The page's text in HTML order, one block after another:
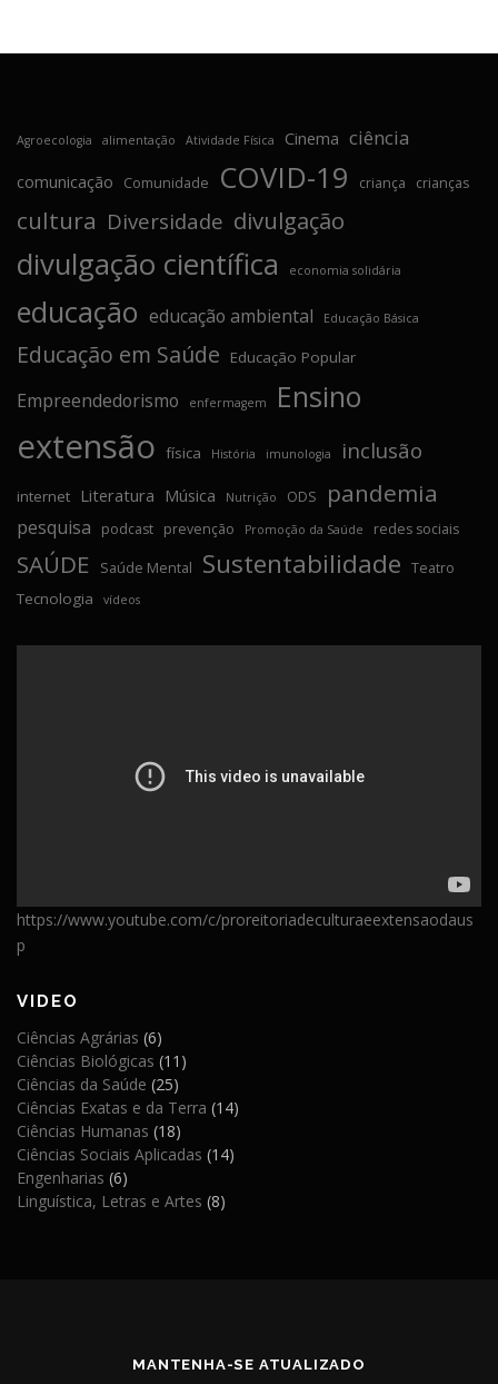
Agroecologia alimentação Atividade Física Cinema ciência
comunicação Comunidade COVID-19 criança crianças
cultura Diversidade divulgação
divulgação científica economia solidária
educação educação ambiental Educação Básica
Educação em Saúde Educação Popular
Empreendedorismo enfermagem Ensino
extensão física História imunologia inclusão
internet Literatura Música Nutrição ODS pandemia
pesquisa podcast prevenção Promoção da Saúde redes sociais
SAÚDE Saúde Mental Sustentabilidade Teatro
Tecnologia vídeos
https://www.youtube.com/c/proreitoriadeculturaeextensaodaus
p
VIDEO
Ciências Agrárias (6)
Ciências Biológicas (11)
Ciências da Saúde (25)
Ciências Exatas e da Terra (14)
Ciências Humanas (18)
Ciências Sociais Aplicadas (14)
Engenharias (6)
Linguística, Letras e Artes (8)
MANTENHA-SE ATUALIZADO